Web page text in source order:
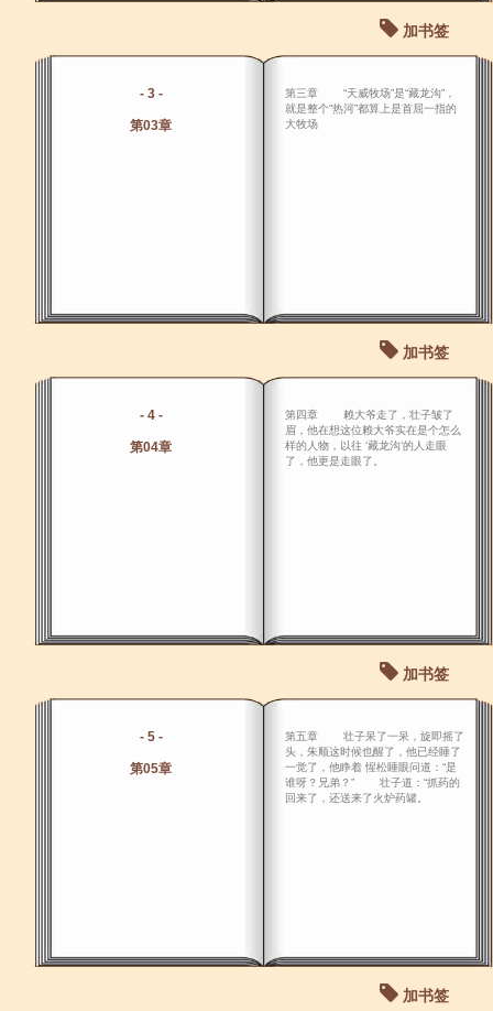
加书签
- 3 -
第03章
第三章 “天威牧场”是“藏龙沟”，
就是整个“热河”都算上是首屈一指的
大牧场
加书签
- 4 -
第04章
第四章 赖大爷走了，壮子皱了
眉，他在想这位赖大爷实在是个怎么
样的人物，以往 ‘藏龙沟’的人走眼
了，他更是走眼了。
加书签
- 5 -
第05章
第五章 壮子呆了一呆，旋即摇了
头，朱顺这时候也醒了，他已经睡了
一觉了，他睁着 惺松睡眼问道：“是
谁呀？兄弟？” 壮子道：“抓药的
回来了，还送来了火炉药罐。
加书签